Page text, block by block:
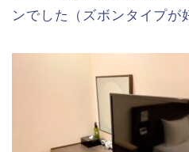
ンでした（ズボンタイプが